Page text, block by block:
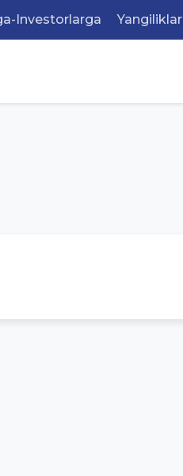
Investorlarga Yangiliklar